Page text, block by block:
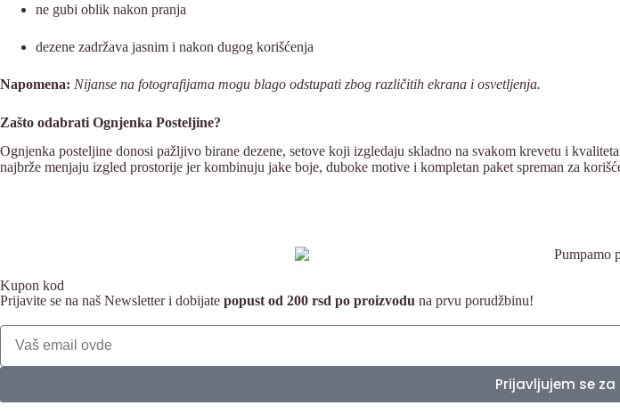
ne gubi oblik nakon pranja
dezene zadržava jasnim i nakon dugog korišćenja
Napomena: Nijanse na fotografijama mogu blago odstupati zbog različitih ekrana i osvetljenja.
Zašto odabrati Ognjenka Posteljine?
Ognjenka posteljine donosi pažljivo birane dezene, setove koji izgledaju skladno na svakom krevetu i
najbrže menjaju izgled prostorije jer kombinuju jake boje, duboke motive i kompletan paket spreman za
Kupon kod
Prijavite se na naš Newsletter i dobijate popust od 200 rsd po proizvodu na prvu porudžbinu!
Prijavljujem se